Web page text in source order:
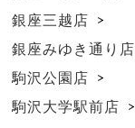
銀座三越店
銀座みゆき通り店
駒沢公園店
駒沢大学駅前店